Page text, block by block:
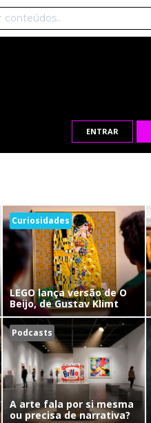
ENTRAR
Curiosidades
LEGO lança versão de O
Beijo, de Gustav Klimt
Podcasts
A arte fala por si mesma
ou precisa de narrativa?